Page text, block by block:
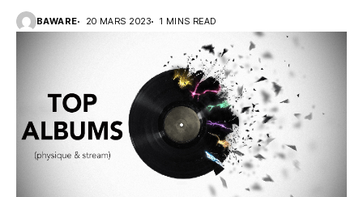
BAWARE 20 MARS 2023 1 MINS READ